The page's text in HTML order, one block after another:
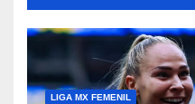
LIGA MX FEMENIL